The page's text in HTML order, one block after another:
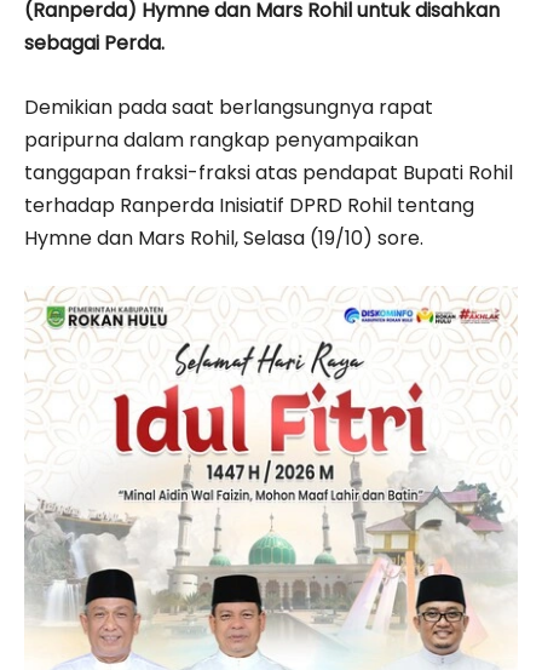
(Ranperda) Hymne dan Mars Rohil untuk disahkan
sebagai Perda.
Demikian pada saat berlangsungnya rapat
paripurna dalam rangkap penyampaikan
tanggapan fraksi-fraksi atas pendapat Bupati Rohil
terhadap Ranperda Inisiatif DPRD Rohil tentang
Hymne dan Mars Rohil, Selasa (19/10) sore.